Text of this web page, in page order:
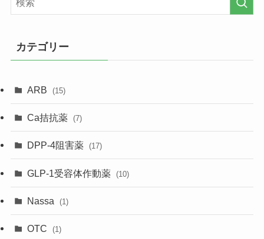
カテゴリー
ARB (15)
Ca拮抗薬 (7)
DPP-4阻害薬 (17)
GLP-1受容体作動薬 (10)
Nassa (1)
OTC (1)